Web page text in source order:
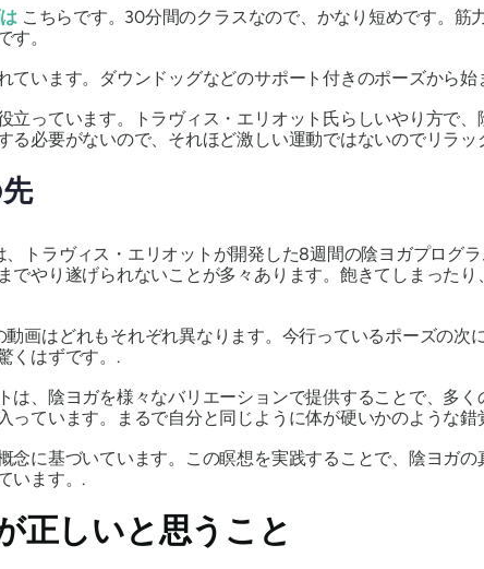
こちらです。30分間のクラスなので、かなり短めです。
す。
ています。ダウンドッグなどのサポート付きのポーズから
立っています。トラヴィス・エリオット氏らしいやり方で
る必要がないので、それほど激しい運動ではないのでリラッ
、トラヴィス・エリオットが開発した8週間の陰ヨガプログ
でやり遂げられないことが多々あります。飽きてしまった
動画はどれもそれぞれ異なります。今行っているポーズの
くはずです。.
は、陰ヨガを様々なバリエーションで提供することで、多
っています。まるで自分と同じように体が硬いかのような錯
念に基づいています。この瞑想を実践することで、陰​​ヨガ
います。.
正しいと思うこと